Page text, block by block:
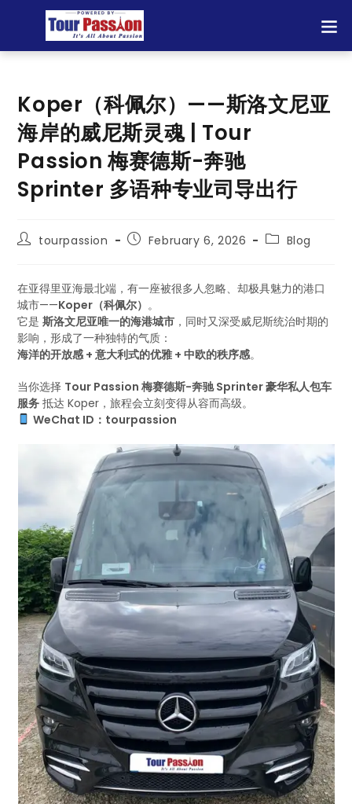
Koper（科佩尔）——斯洛文尼亚
海岸的威尼斯灵魂 | Tour
Passion 梅赛德斯-奔驰
Sprinter 多语种专业司导出行
tourpassion February 6, 2026 Blog
在亚得里亚海最北端，有一座被很多人忽略、却极具魅力的港口
城市——Koper（科佩尔） 。
它是斯洛文尼亚唯一的海港城市 ，同时又深受威尼斯统治时期的
影响，形成了一种独特的气质：
海洋的开放感 + 意大利式的优雅 + 中欧的秩序感。
当你选择 Tour Passion 梅赛德斯-奔驰 Sprinter 豪华私人包车
服务 抵达 Koper，旅程会立刻变得从容而高级。
WeChat ID：tourpassion